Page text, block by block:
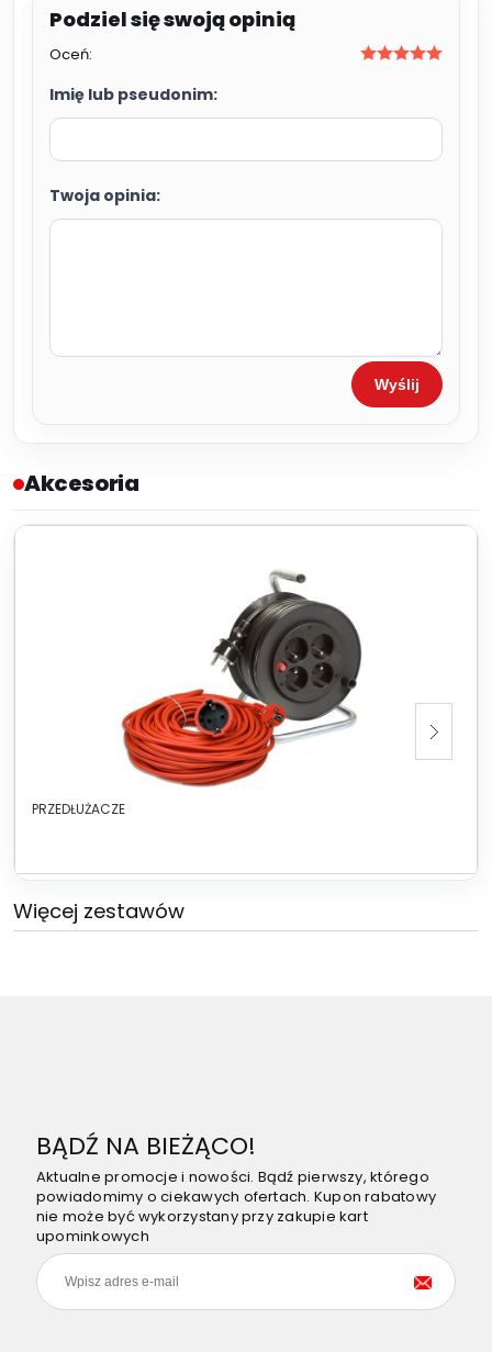
Oceń:
Imię lub pseudonim:
Twoja opinia:
Wyślij
Akcesoria
PRZEDŁUŻACZE
Więcej zestawów
BĄDŹ NA BIEŻĄCO!
Aktualne promocje i nowości. Bądź pierwszy, którego
powiadomimy o ciekawych ofertach. Kupon rabatowy
nie może być wykorzystany przy zakupie kart
upominkowych